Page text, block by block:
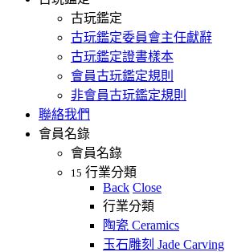
古玩鑑定
古玩鑑定委員會主任獻辭
古玩鑑定證書樣本
會員古玩鑑定規則
非會員古玩鑑定規則
聯絡我們
會員名錄
會員名錄
15 行業分類
Back Close
行業分類
陶瓷 Ceramics
玉石雕刻 Jade Carving